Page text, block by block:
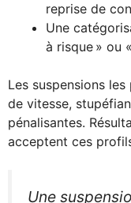
reprise de
Une
à risque » ou
Les suspensions
de vitesse,
pénalisantes.
acceptent ces
Une